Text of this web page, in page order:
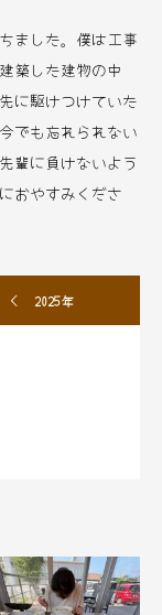
ました。僕は工事
築した建物の中
に駆けつけていた
でも忘れられない
輩に負けないよう
おやすみくださ
2025年